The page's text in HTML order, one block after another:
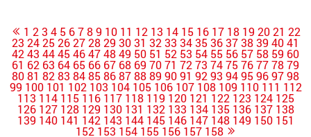
1 2 3 4 5 6 7 8 9 10 11 12 13 14 15 16 17 18 19 20 21 22
23 242526272829 3031 32 33 343536373839 4041
42 43 444546474849 50 51 52 53 54 55 56 57 58 59 60
61 62 63 64 65 66 67 68 69 7071 72 73 747576777879
8081 82 83 848586878889 9091 92 93 9495969798
99 100 101 102 103 104 105 106 107 108 109 110 111 112
113 114 115 116 117 118 119 120 121 122 123 124 125
126 127 128 129 130 131 132 133 134 135 136 137 138
139 140 141 142 143 144 145 146 147 148 149 150 151
152 153 154 155 156 157 158